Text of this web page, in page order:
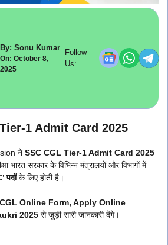
By: Sonu Kumar
On: October 8,
2025
Follow
Us:
1 Admit Card 2025
ने SSC CGL Tier-1 Admit Card 2025
भारत सरकार के विभिन्न मंत्रालयों और विभागों में
पदोंके लिए होती है।
Online Form, Apply Online
2025 से जुड़ी सारी जानकारी देंगे।